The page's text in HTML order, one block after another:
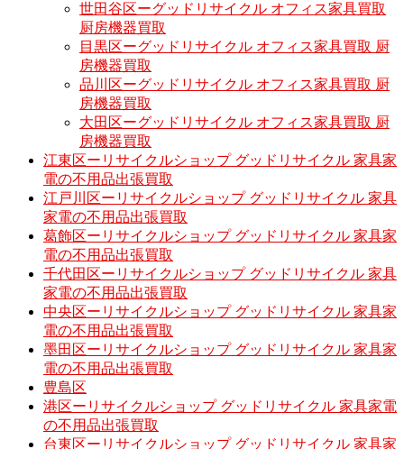
世田谷区ーグッドリサイクル オフィス家具買取
厨房機器買取
目黒区ーグッドリサイクル オフィス家具買取 厨
房機器買取
品川区ーグッドリサイクル オフィス家具買取 厨
房機器買取
大田区ーグッドリサイクル オフィス家具買取 厨
房機器買取
江東区ーリサイクルショップ グッドリサイクル 家具家
電の不用品出張買取
江戸川区ーリサイクルショップ グッドリサイクル 家具
家電の不用品出張買取
葛飾区ーリサイクルショップ グッドリサイクル 家具家
電の不用品出張買取
千代田区ーリサイクルショップ グッドリサイクル 家具
家電の不用品出張買取
中央区ーリサイクルショップ グッドリサイクル 家具家
電の不用品出張買取
墨田区ーリサイクルショップ グッドリサイクル 家具家
電の不用品出張買取
豊島区
港区ーリサイクルショップ グッドリサイクル 家具家電
の不用品出張買取
台東区ーリサイクルショップ グッドリサイクル 家具家